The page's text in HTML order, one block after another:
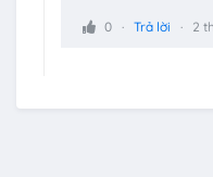
0 Trả lời 2